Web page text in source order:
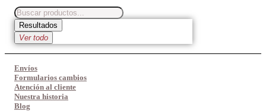
Search
...Resultados
Ver todo
Envíos
Formularios cambios
Atención al cliente
Nuestra historia
Blog